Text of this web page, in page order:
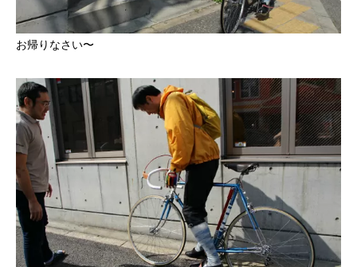
お帰りなさい〜